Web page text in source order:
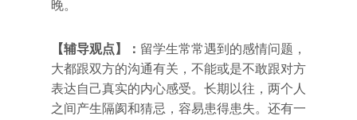
晚。
【辅导观点】： 留学生常常遇到的感情问题，
大都跟双方的沟通有关，不能或是不敢跟对方
表达自己真实的内心感受。长期以往，两个人
之间产生隔阂和猜忌，容易患得患失。还有一